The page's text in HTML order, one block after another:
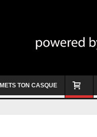
METS TON CASQUE